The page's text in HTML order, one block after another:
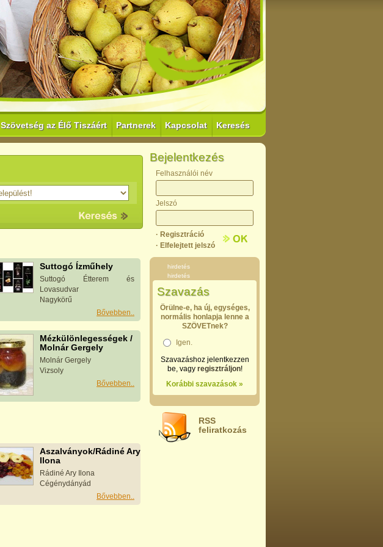
Szövetség az Élő Tiszáért Partnerek Kapcsolat Keresés
Suttogó Ízműhely
Suttogó Étterem és
Lovasudvar
Nagykörű
Bővebben..
Mézkülönlegességek /
Molnár Gergely
Molnár Gergely
Vizsoly
Bővebben..
Aszalványok/Rádiné Ary
Ilona
Rádiné Ary Ilona
Cégénydányád
Bővebben..
Bejelentkezés
Felhasználói név
Jelszó
· Regisztráció
· Elfelejtett jelszó
hirdetés
hirdetés
Szavazás
Örülne-e, ha új, egységes,
normális honlapja lenne a
SZÖVETnek?
Igen.
Szavazáshoz jelentkezzen
be, vagy regisztráljon!
Korábbi szavazások »
RSS
feliratkozás